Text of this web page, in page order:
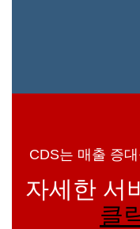
CDS는 매출 증
자세한 서
클